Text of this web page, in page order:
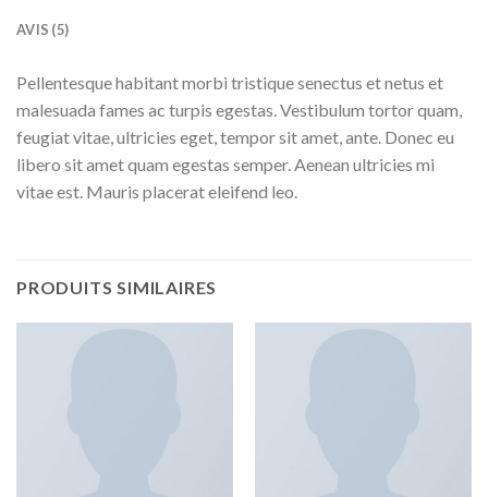
AVIS (5)
Pellentesque habitant morbi tristique senectus et netus et
malesuada fames ac turpis egestas. Vestibulum tortor quam,
feugiat vitae, ultricies eget, tempor sit amet, ante. Donec eu
libero sit amet quam egestas semper. Aenean ultricies mi
vitae est. Mauris placerat eleifend leo.
PRODUITS SIMILAIRES